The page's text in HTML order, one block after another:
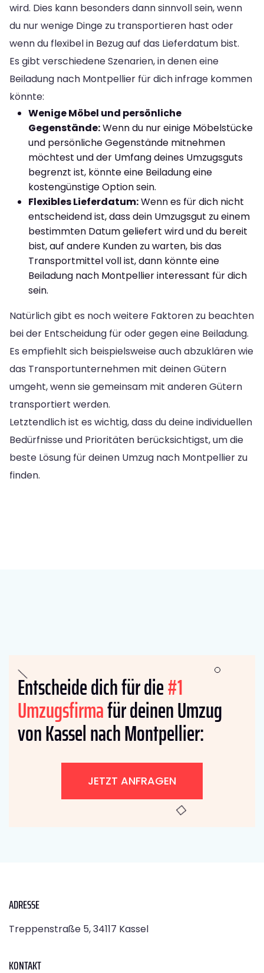
wird. Dies kann besonders dann sinnvoll sein, wenn
du nur wenige Dinge zu transportieren hast oder
wenn du flexibel in Bezug auf das Lieferdatum bist.
Es gibt verschiedene Szenarien, in denen eine
Beiladung nach Montpellier für dich infrage kommen
könnte:
Wenige Möbel und persönliche
Gegenstände:Wenn du nur einige Möbelstücke
und persönliche Gegenstände mitnehmen
möchtest und der Umfang deines Umzugsguts
begrenzt ist, könnte eine Beiladung eine
kostengünstige Option sein.
Flexibles Lieferdatum:Wenn es für dich nicht
entscheidend ist, dass dein Umzugsgut zu einem
bestimmten Datum geliefert wird und du bereit
bist, auf andere Kunden zu warten, bis das
Transportmittel voll ist, dann könnte eine
Beiladung nach Montpellier interessant für dich
sein.
Natürlich gibt es noch weitere Faktoren zu beachten
bei der Entscheidung für oder gegen eine Beiladung.
Es empfiehlt sich beispielsweise auch abzuklären wie
das Transportunternehmen mit deinen Gütern
umgeht, wenn sie gemeinsam mit anderen Gütern
transportiert werden.
Letztendlich ist es wichtig, dass du deine individuellen
Bedürfnisse und Prioritäten berücksichtigst, um die
beste Lösung für deinen Umzug nach Montpellier zu
finden.
Entscheide dich für die#1
Umzugsfirmafür deinen Umzug
von Kassel nach Montpellier:
JETZT ANFRAGEN
ADRESSE
Treppenstraße 5, 34117 Kassel
KONTAKT